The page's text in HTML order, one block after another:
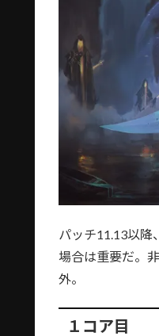
パッチ11.13以降、
場合は重要だ。
外。
１コア目